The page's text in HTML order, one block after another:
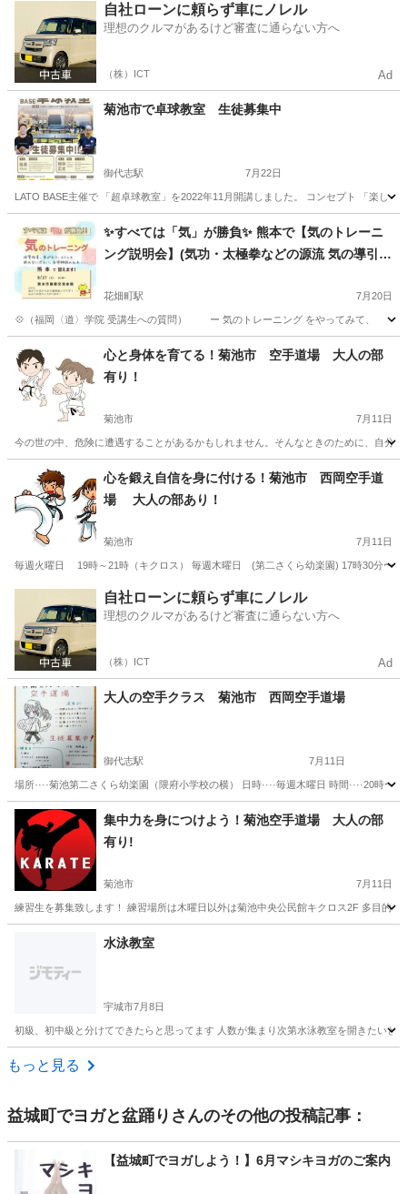
ヨガ オンライン
自社ローンに頼らず車にノレル
理想のクルマがあるけど審査に通らない方へ
（株）ICT Ad
菊池市で卓球教室 生徒募集中
御代志駅 7月22日
LATO BASE主催で 「超卓球教室」を2022年11月開講しました。 コンセプト 「楽し
熊本 菊池市 御代志駅 卓球 BASE
✨すべては「気」が勝負✨ 熊本で【気のトレーニ
ング説明会】(気功・太極拳などの源流 気の導引術
花畑町駅 7月20日
💠（福岡〈道〉学院 受講生への質問） ー 気のトレーニング をやってみて、 ど
熊本 花畑町駅 気功 導引術
心と身体を育てる！菊池市 空手道場 大人の部
有り！
菊池市 7月11日
今の世の中、危険に遭遇することがあるかもしれません。そんなときのために、自分
空手/他格闘技 西岡
心を鍛え自信を身に付ける！菊池市 西岡空手道
場 大人の部あり！
菊池市 7月11日
毎週火曜日 19時～21時（キクロス） 毎週木曜日 (第二さくら幼楽園) 17時30分〜18
スポーツ 西岡
自社ローンに頼らず車にノレル
理想のクルマがあるけど審査に通らない方へ
（株）ICT Ad
大人の空手クラス 菊池市 西岡空手道場
御代志駅 7月11日
場所····菊池第二さくら幼楽園（隈府小学校の横） 日時····毎週木曜日 時間····20時
熊本 菊池市 御代志駅 空手/他格闘技 西岡
集中力を身につけよう！菊池空手道場 大人の部
有り!
菊池市 7月11日
練習生を募集致します！ 練習場所は木曜日以外は菊池中央公民館キクロス2F 多目的
空手/他格闘技
水泳教室
宇城市7月8日
初級、初中級と分けてできたらと思ってます 人数が集まり次第水泳教室を開きたい
熊本 宇城市
もっと見る
益城町でヨガと盆踊り さんのその他の投稿記事：
【益城町でヨガしよう！】6月マシキヨガのご案内